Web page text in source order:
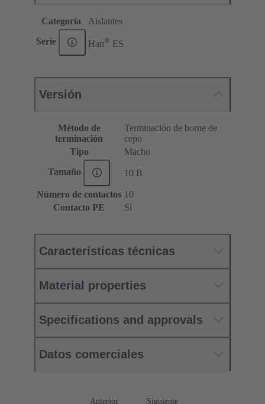
Categoría Aislantes
Serie Han® ES
Versión
Método de
terminación
Terminación de borne de
cepo
Tipo
Macho
Tamaño 10 B
Número de contactos 10
Contacto PE
Sí
Características técnicas
Material properties
Specifications and approvals
Datos comerciales
Anterior Siguiente